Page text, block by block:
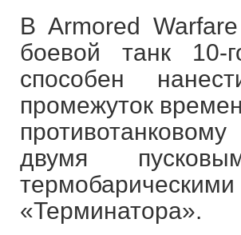
В Armored
боевой танк
способен
промежуток
двумя
«Терминатора».